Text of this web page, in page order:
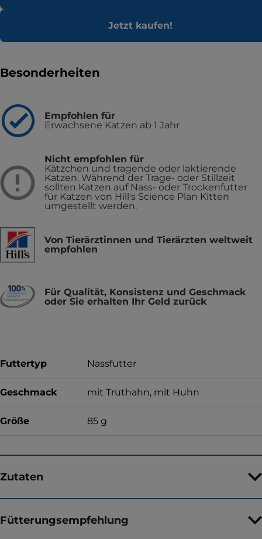
Jetzt kaufen!
Besonderheiten
Empfohlen für
Erwachsene Katzen ab 1 Jahr
Nicht empfohlen für
Kätzchen und tragende oder laktierende
Katzen. Während der Trage- oder Stillzeit
sollten Katzen auf Nass- oder Trockenfutter
für Katzen von Hill's Science Plan Kitten
umgestellt werden.
Von Tierärztinnen und Tierärzten weltweit
empfohlen
Für Qualität, Konsistenz und Geschmack
oder Sie erhalten Ihr Geld zurück
Futtertyp Nassfutter
Geschmack mit Truthahn, mit Huhn
Größe 85 g
Zutaten
Fütterungsempfehlung